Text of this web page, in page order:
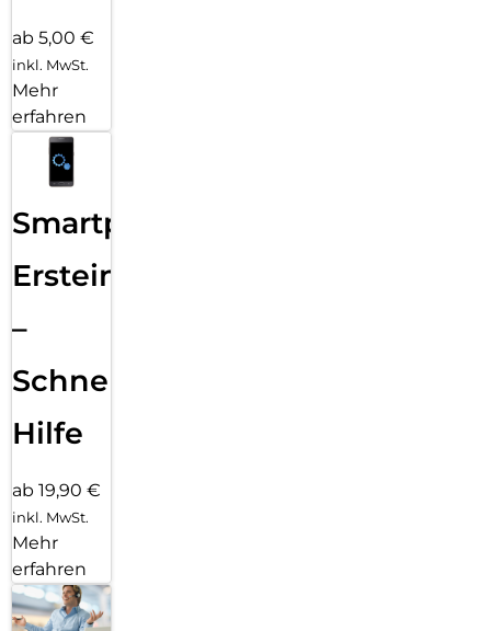
ab 5,00 €
inkl. MwSt.
Mehr
erfahren
Smartphone
Ersteinrichtung
–
Schnelle
Hilfe
ab 19,90 €
inkl. MwSt.
Mehr
erfahren